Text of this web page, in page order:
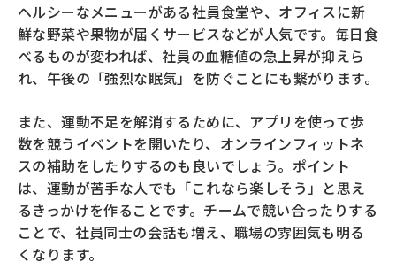
ヘルシーなメニューがある社員食堂や、オフィスに新
鮮な野菜や果物が届くサービスなどが人気です。毎日食
べるものが変われば、社員の血糖値の急上昇が抑えら
れ、午後の「強烈な眠気」を防ぐことにも繋がります。
また、運動不足を解消するために、アプリを使って歩
数を競うイベントを開いたり、オンラインフィットネ
スの補助をしたりするのも良いでしょう。ポイント
は、運動が苦手な人でも「これなら楽しそう」と思え
るきっかけを作ることです。チームで競い合ったりする
ことで、社員同士の会話も増え、職場の雰囲気も明る
くなります。